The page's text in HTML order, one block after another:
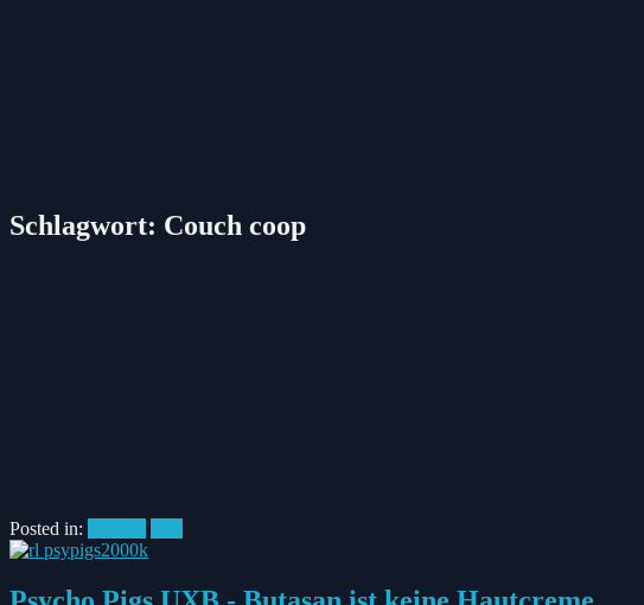
Schlagwort: Couch coop
Posted in: